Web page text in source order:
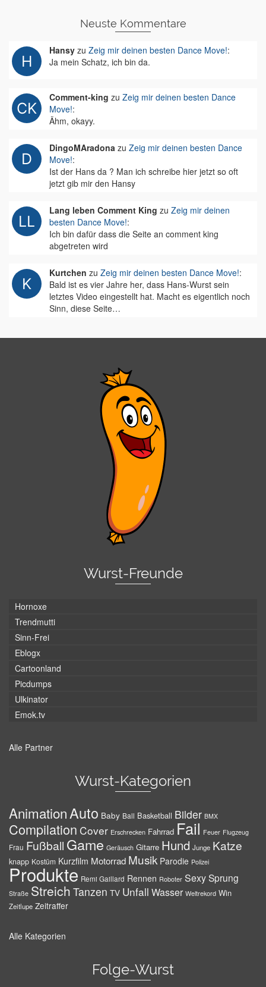
Neuste Kommentare
Hansy zu Zeig mir deinen besten Dance Move!:
Ja mein Schatz, ich bin da.
Comment-king zu Zeig mir deinen besten Dance
Move!:
Ähm, okayy.
DingoMAradona zu Zeig mir deinen besten Dance
Move!:
Ist der Hans da ? Man ich schreibe hier jetzt so oft
jetzt gib mir den Hansy
Lang leben Comment King zu Zeig mir deinen
besten Dance Move!:
Ich bin dafür dass die Seite an comment king
abgetreten wird
Kurtchen zu Zeig mir deinen besten Dance Move!:
Bald ist es vier Jahre her, dass Hans-Wurst sein
letztes Video eingestellt hat. Macht es eigentlich noch
Sinn, diese Seite…
Wurst-Freunde
Hornoxe
Trendmutti
Sinn-Frei
Eblogx
Cartoonland
Picdumps
Ulkinator
Emok.tv
Alle Partner
Wurst-Kategorien
AnimationAuto Baby Ball Basketball Bilder BMX
Compilation Cover Erschrecken Fahrrad Fail Feuer Flugzeug
Frau Fußball Game Geräusch Gitarre Hund Junge Katze
knapp Kostüm Kurzfilm Motorrad Musik Parodie Polizei
Produkte Remi Gaillard Rennen Roboter SexySprung
Straße Streich Tanzen TV Unfall Wasser Weltrekord Win
Zeitlupe Zeitraffer
Alle Kategorien
Folge-Wurst